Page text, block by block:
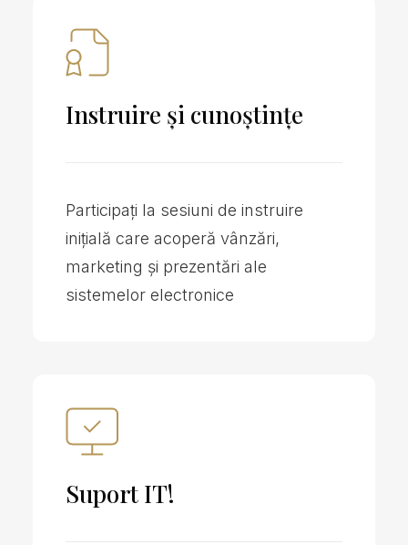
Instruire și cunoștințe
Participați la sesiuni de instruire
inițială care acoperă vânzări,
marketing și prezentări ale
sistemelor electronice
Suport IT!